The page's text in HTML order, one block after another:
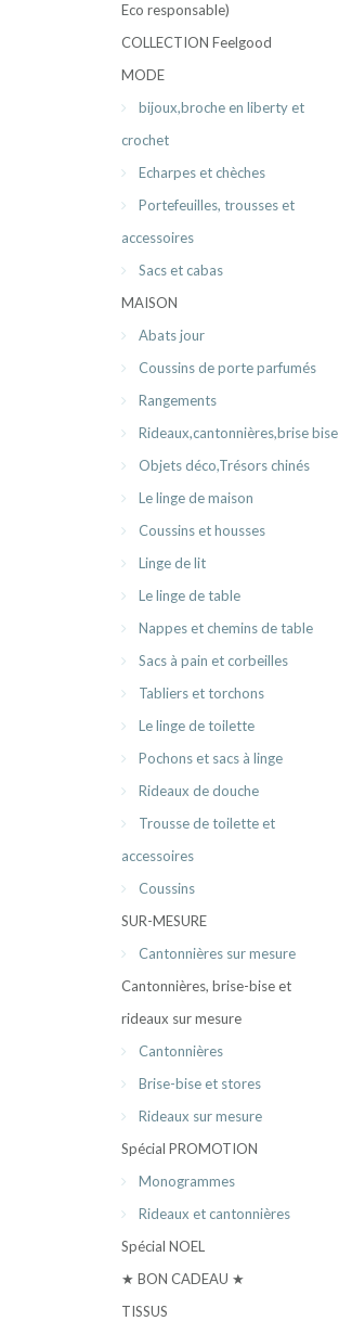
Eco responsable)
COLLECTION Feelgood
MODE
bijoux,broche en liberty et
crochet
Echarpes et chèches
Portefeuilles, trousses et
accessoires
Sacs et cabas
MAISON
Abats jour
Coussins de porte parfumés
Rangements
Rideaux,cantonnières,brise bise
Objets déco,Trésors chinés
Le linge de maison
Coussins et housses
Linge de lit
Le linge de table
Nappes et chemins de table
Sacs à pain et corbeilles
Tabliers et torchons
Le linge de toilette
Pochons et sacs à linge
Rideaux de douche
Trousse de toilette et
accessoires
Coussins
SUR-MESURE
Cantonnières sur mesure
Cantonnières, brise-bise et
rideaux sur mesure
Cantonnières
Brise-bise et stores
Rideaux sur mesure
Spécial PROMOTION
Monogrammes
Rideaux et cantonnières
Spécial NOEL
★ BON CADEAU ★
TISSUS